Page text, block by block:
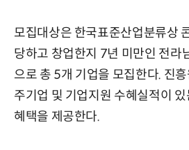
모집대상은 한국표준산업분류상
당하고 창업한지 7년 미만인 전라
으로 총 5개 기업을 모집한다. 진
주기업 및 기업지원 수혜실적이
혜택을 제공한다.